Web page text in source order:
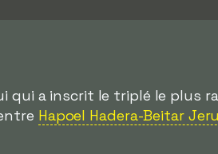
qui a inscrit le triplé le plus
Hapoel Hadera-Beitar